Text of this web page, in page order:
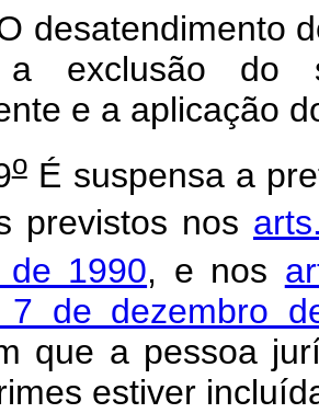
desatendimento
a exclusão do
e a aplicação
oÉ suspensa a
previstos nos
de 1990, e nos
7 de dezembro
que a pessoa
estiver